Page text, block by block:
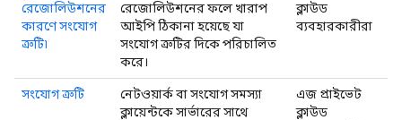
রেজোলিউশনের
কারণে সংযোগ
ত্রুটি৷
রেজোলিউশনের ফলে খারাপ
আইপি ঠিকানা হয়েছে যা
সংযোগ ত্রুটির দিকে পরিচালিত
করে।
ক্লাউড
ব্যবহারকারীরা
সংযোগ ত্রুটি
নেটওয়ার্ক বা সংযোগ সমস্যা
ক্লায়েন্টকে সার্ভারের সাথে
এজ প্রাইভেট
ক্লাউড